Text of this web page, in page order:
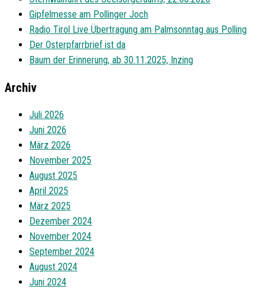
Gipfelmesse am Pollinger Joch
Radio Tirol Live Übertragung am Palmsonntag aus Polling
Der Osterpfarrbrief ist da
Baum der Erinnerung, ab 30.11.2025, Inzing
Archiv
Juli 2026
Juni 2026
März 2026
November 2025
August 2025
April 2025
März 2025
Dezember 2024
November 2024
September 2024
August 2024
Juni 2024